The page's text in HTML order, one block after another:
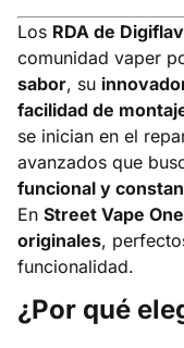
Los RDA de
comunidad vaper
sabor, su
facilidad de
se inician en el
avanzados que
funcional y
En Street Vape One
originales,
funcionalidad.
¿Por qué